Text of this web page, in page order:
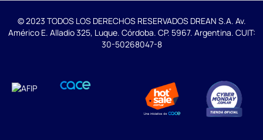
© 2023 TODOS LOS DERECHOS RESERVADOS DREAN S.A. Av.
Américo E. Alladio 325, Luque. Córdoba. CP. 5967. Argentina. CUIT:
30-50268047-8